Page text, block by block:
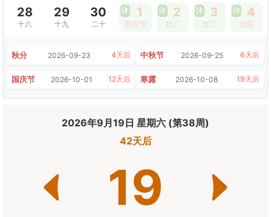
28
十八
29
十九
30
二十
休 1
国庆节
休 2
廿二
休 3
廿三
休 4
廿四
秋分 2026-09-23 4天后 中秋节 2026-09-25 6天后
国庆节 2026-10-01 12天后 寒露 2026-10-08 19天后
2026年9月19日 星期六 (第38周)
42天后
19